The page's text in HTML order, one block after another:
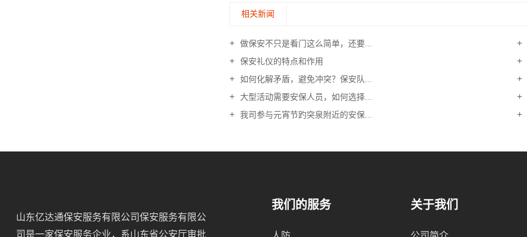
相关新闻
做保安不只是看门这么简单，还要...
保安礼仪的特点和作用
如何化解矛盾，避免冲突？保安队...
大型活动需要安保人员，如何选择...
我司参与元宵节趵突泉附近的安保...
山东亿达通保安服务有限公司保安服务有限公
司是一家保安服务企业，系山东省公安厅审批
我们的服务 关于我们